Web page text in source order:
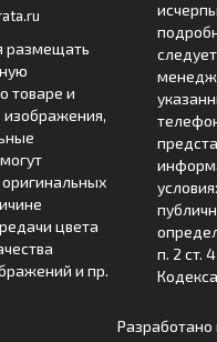
размещать
товаре и
изображения,
оригинальных
цвета
и пр.
п. 2 ст.